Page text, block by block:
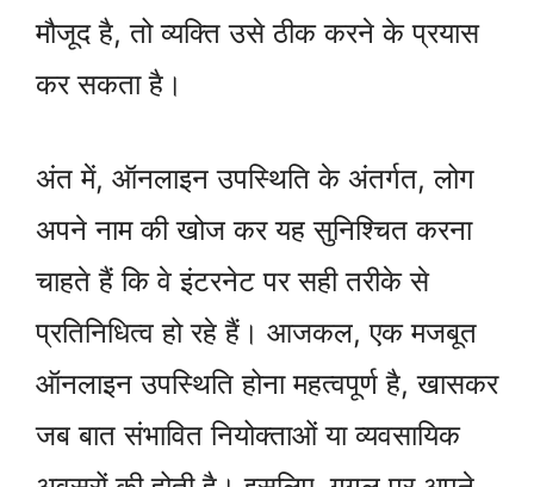
मौजूद है, तो व्यक्ति उसे ठीक करने के प्रयास
कर सकता है।
अंत में, ऑनलाइन उपस्थिति के अंतर्गत, लोग
अपने नाम की खोज कर यह सुनिश्चित करना
चाहते हैं कि वे इंटरनेट पर सही तरीके से
प्रतिनिधित्व हो रहे हैं। आजकल, एक मजबूत
ऑनलाइन उपस्थिति होना महत्वपूर्ण है, खासकर
जब बात संभावित नियोक्ताओं या व्यवसायिक